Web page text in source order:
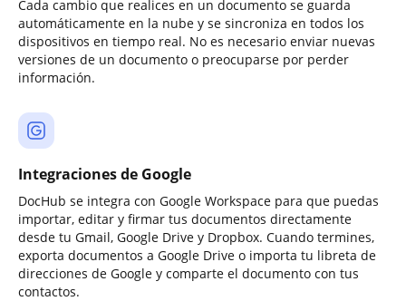
Cada cambio que realices en un documento se guarda
automáticamente en la nube y se sincroniza en todos los
dispositivos en tiempo real. No es necesario enviar nuevas
versiones de un documento o preocuparse por perder
información.
Integraciones de Google
DocHub se integra con Google Workspace para que puedas
importar, editar y firmar tus documentos directamente
desde tu Gmail, Google Drive y Dropbox. Cuando termines,
exporta documentos a Google Drive o importa tu libreta de
direcciones de Google y comparte el documento con tus
contactos.